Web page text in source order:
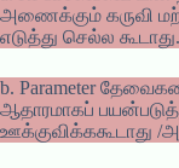
அணைக்கும் கருவி
எடுத்து செல்ல
b. Parameter
ஆதாரமாகப்
ஊக்குவிக்ககூடாது /